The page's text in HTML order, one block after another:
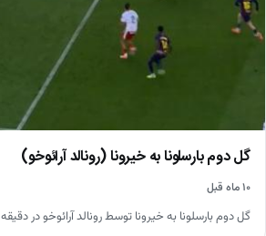
گل دوم بارسلونا به خیرونا (رونالد آرائوخو)
۱۰ ماه قبل
گل دوم بارسلونا به خیرونا توسط رونالد آرائوخو در دقیقه 90+3 بارسلونا 2 – خیرونا 1